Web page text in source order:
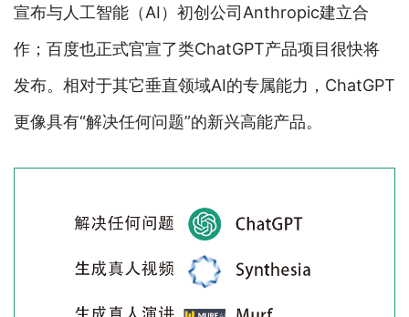
宣布与人工智能（AI）初创公司Anthropic建立合
作；百度也正式官宣了类ChatGPT产品项目很快将
发布。相对于其它垂直领域AI的专属能力，ChatGPT
更像具有“解决任何问题”的新兴高能产品。